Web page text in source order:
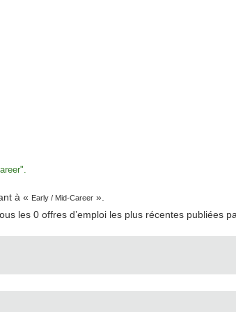
à « Early / Mid-Career ».
les 0 offres d’emploi les plus récentes publiées